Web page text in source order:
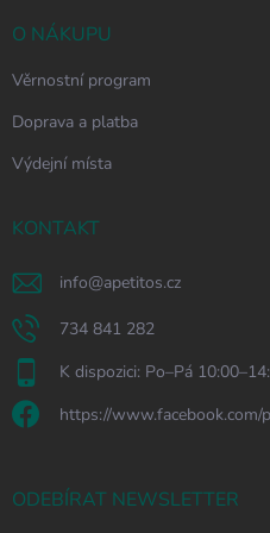
O NÁKUPU
Věrnostní program
Doprava a platba
Výdejní místa
KONTAKT
info@apetitos.cz
734 841 282
K dispozici: Po–Pá
https://
ODEBÍRAT NEWSLETTER